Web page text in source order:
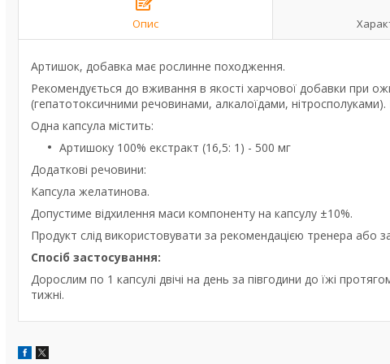
Опис
Артишок, добавка має рослинне походження.
Рекомендується до вживання в якості харчової добавки при
(гепатотоксичними речовинами, алкалоїдами, нітросполуками).
Одна капсула містить:
Артишоку 100% екстракт (16,5: 1) - 500 мг
Додаткові речовини:
Капсула желатинова.
Допустиме відхилення маси компоненту на капсулу ±10%.
Продукт слід використовувати за рекомендацією тренера або
Спосіб застосування:
Дорослим по 1 капсулі двічі на день за півгодини до їжі
тижні.